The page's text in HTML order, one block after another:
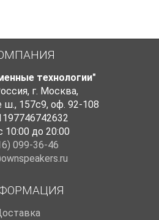
технологии"
, г. Москва,
157с9, оф. 92-108
10:00 до 20:00
099-36-46